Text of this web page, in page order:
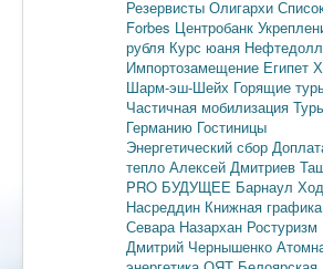
Резервисты Олигархи
Forbes Центробанк
рубля Курс юаня
Импортозамещение Египет
Шарм-эш-Шейх Горящие
Частичная мобилизация
Германию Гостиницы
Энергетический сбор
тепло Алексей Дмитриев
PRO БУДУЩЕЕ Барнаул
Насреддин Книжная графика
Севара Назархан Ростуризм
Дмитрий Чернышенко